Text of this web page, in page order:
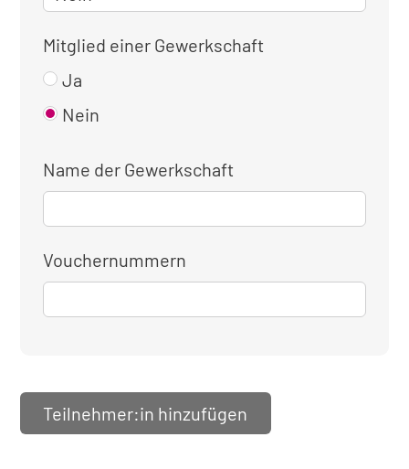
Mitglied einer Gewerkschaft
Ja
Nein
Name der Gewerkschaft
Vouchernummern
Teilnehmer:in hinzufügen